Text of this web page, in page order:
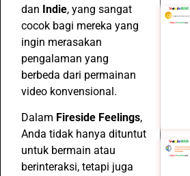
dan Indie, yang sangat
cocok bagi mereka yang
ingin merasakan
pengalaman yang
berbeda dari permainan
video konvensional.
Dalam Fireside Feelings,
Anda tidak hanya dituntut
untuk bermain atau
berinteraksi, tetapi juga